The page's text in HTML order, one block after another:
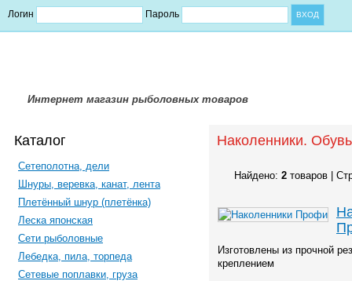
Логин Пароль
Интернет магазин рыболовных товаров
Каталог
Сетеполотна, дели
Шнуры, веревка, канат, лента
Плетённый шнур (плетёнка)
Леска японская
Сети рыболовные
Лебедка, пила, торпеда
Сетевые поплавки, груза
Наколенники. Обувь
Найдено: 2 товаров |
Изготовлены из прочной
креплением